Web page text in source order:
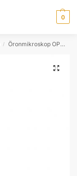
0
/ Öronmikroskop OPMI Pico LED för ÖNH